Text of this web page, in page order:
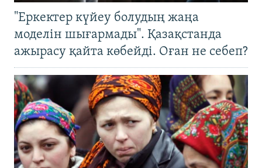
"Еркектер күйеу болудың жаңа
моделін шығармады". Қазақстанда
ажырасу қайта көбейді. Оған не себеп?